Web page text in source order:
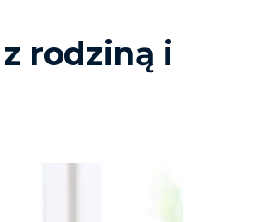
rodziną i